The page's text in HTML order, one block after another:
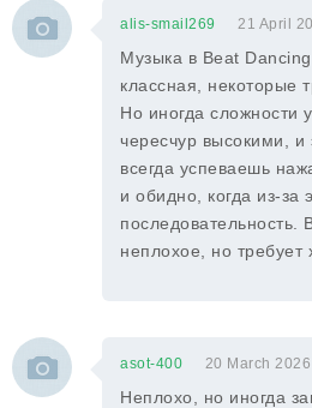
alis-smail269 21 April
Музыка в Beat
классная, некоторые
Но иногда сложности
чересчур высокими, и
всегда успеваешь
и обидно, когда из-за
неплохое, но требует
asot-400 20 March
Неплохо, но иногда